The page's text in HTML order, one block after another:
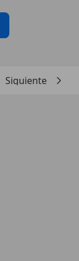
Siguiente